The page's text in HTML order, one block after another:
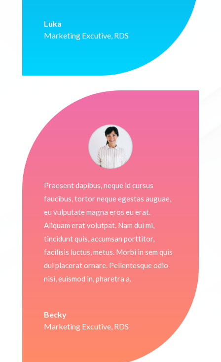
Luka
Marketing Excutive, RDS
Praesent dapibus, neque id cursus
faucibus, tortor neque egestas auguae,
eu vulputate magna eros eu erat.
Aliquam erat volutpat. Nam dui mi,
tincidunt quis, accumsan porttitor,
facilisis luctus, metus. Morbi in sem quis
dui placerat ornare. Pellentesque odio
nisi, euismod in, pharetra a.
Becky
Marketing Excutive, RDS